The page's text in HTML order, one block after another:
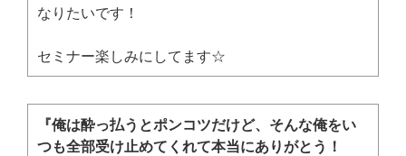
なりたいです！
セミナー楽しみにしてます☆
『俺は酔っ払うとポンコツだけど、そんな俺をい
つも全部受け止めてくれて本当にありがとう！